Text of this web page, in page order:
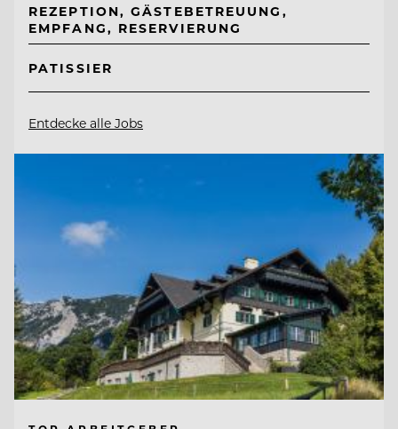
REZEPTION, GÄSTEBETREUUNG,
EMPFANG, RESERVIERUNG
PATISSIER
Entdecke alle Jobs